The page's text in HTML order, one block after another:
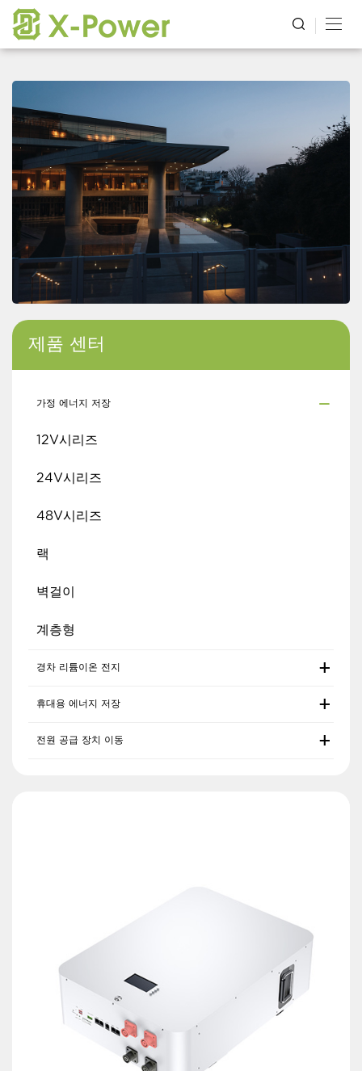
제품 센터
가정 에너지 저장
12V시리즈
24V시리즈
48V시리즈
랙
벽걸이
계층형
경차 리튬이온 전지
휴대용 에너지 저장
전원 공급 장치 이동